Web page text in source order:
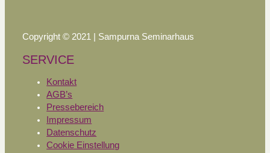
Copyright © 2021 | Sampurna Seminarhaus
SERVICE
Kontakt
AGB’s
Pressebereich
Impressum
Datenschutz
Cookie Einstellung